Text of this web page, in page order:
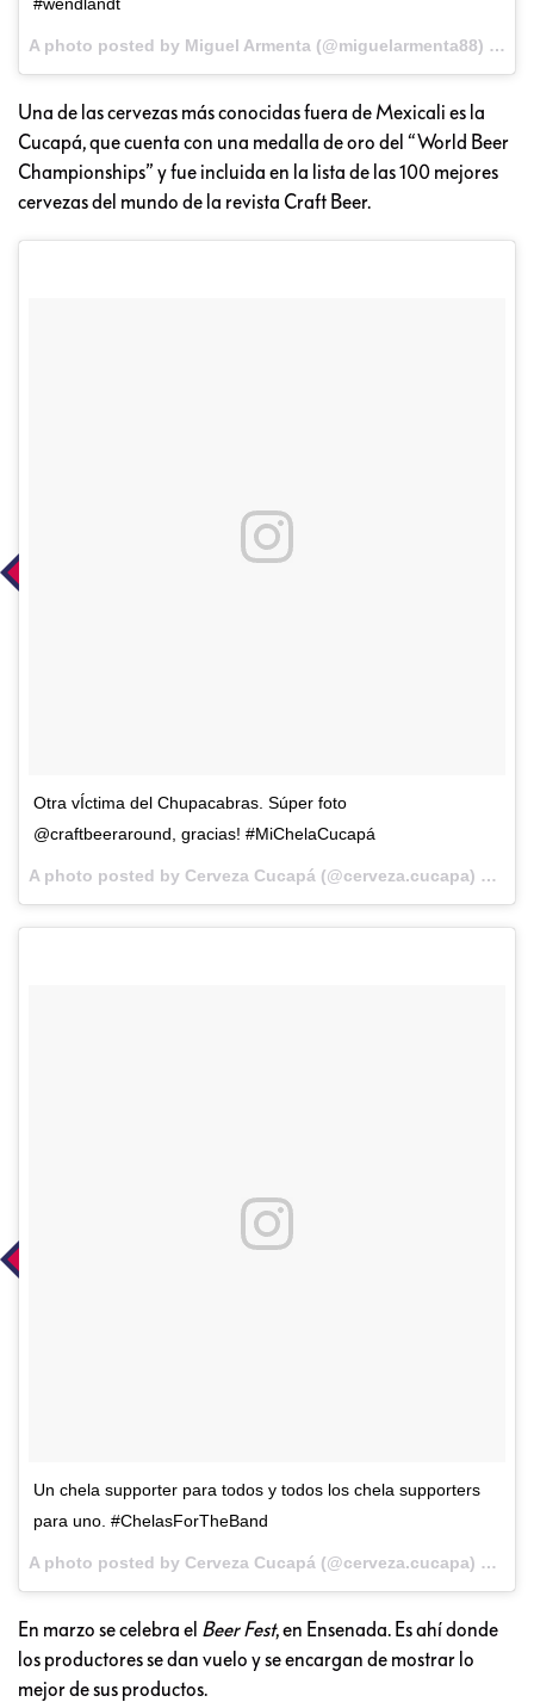
#wendlandt
A photo posted by Miguel Armenta (@miguelarmenta88) on
Una de las cervezas más conocidas fuera de Mexicali es la
Cucapá, que cuenta con una medalla de oro del “World Beer
Championships” y fue incluida en la lista de las 100 mejores
cervezas del mundo de la revista Craft Beer.
Otra vÍctima del Chupacabras. Súper foto
@craftbeeraround, gracias! #MiChelaCucapá
A photo posted by Cerveza Cucapá (@cerveza.cucapa) on
Un chela supporter para todos y todos los chela supporters
para uno. #ChelasForTheBand
A photo posted by Cerveza Cucapá (@cerveza.cucapa) on
En marzo se celebra el Beer Fest, en Ensenada. Es ahí donde
los productores se dan vuelo y se encargan de mostrar lo
mejor de sus productos.